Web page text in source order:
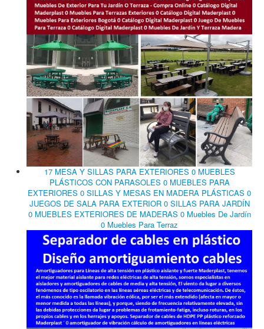
17 MESA Y SILLAS PARA EXTERIORES 0 MUEBLES
PLÁSTICOS CON PARASOLES 0 MUEBLES PARA
EXTERIORES 0 SILLAS Y MESAS EN MADERA PLÁSTICAS 0
JUEGOS DE SALA PARA EXTERIOR 0 SILLAS PARA JARDÍN
0 MUEBLES EXTERIORES DE MADERAS 0 Muebles De Jardín
0 Muebles Para Terraz